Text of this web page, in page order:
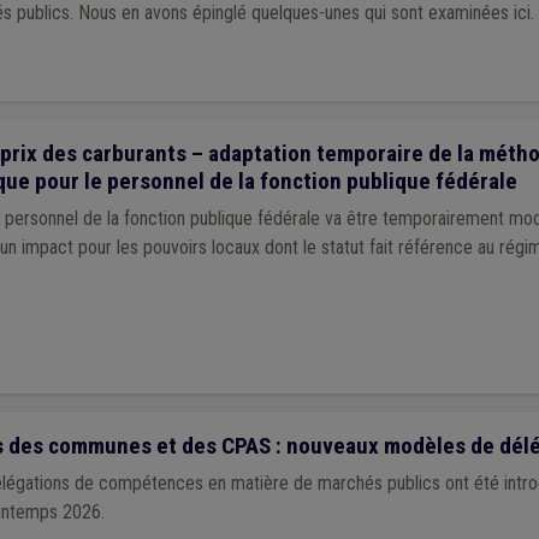
publics. Nous en avons épinglé quelques-unes qui sont examinées ici.
des carburants – adaptation temporaire de la
pour le personnel de la fonction publique fédérale
personnel de la fonction publique fédérale va être temporairement
impact pour les pouvoirs locaux dont le statut fait référence au
communes et des CPAS : nouveaux modèles de
de compétences en matière de marchés publics ont été
2026.